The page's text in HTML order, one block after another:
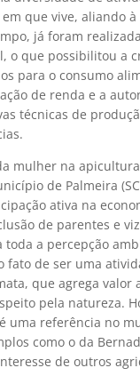
que vive, aliando
já foram
o que possibilitou a
para o consumo
de renda e a
técnicas de
mulher na
de Palmeira
ativa na
de parentes e
a percepção
fato de ser uma
que agrega valor
pela natureza.
uma referência no
como o da
de outros